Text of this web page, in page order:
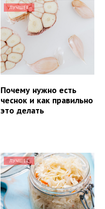
ЛУЧШЕЕ
Почему нужно есть
чеснок и как правильно
это делать
ЛУЧШЕЕ